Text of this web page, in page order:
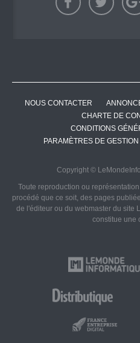
NOUS CONTACTER
CHARTE DE
CONDITIONS
PARAMÈTRES DE
Copyright ©
Toute reproduction ou
procédé que ce soit, des pages
de l'éditeur ou du webmaster du site
constitue une